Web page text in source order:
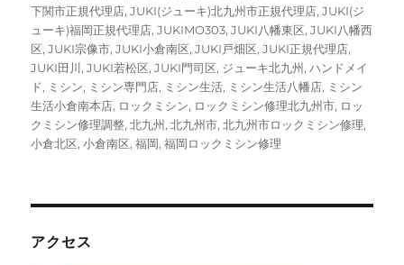
ー
グ
下関市正規代理店,JUKI(ジューキ)北九州市正規代理店,JUKI(ジ
ューキ)福岡正規代理店,JUKIMO303,JUKI八幡東区,JUKI八幡西
区,JUKI宗像市,JUKI小倉南区,JUKI戸畑区,JUKI正規代理店,
JUKI田川,JUKI若松区,JUKI門司区, ジューキ北九州 ,ハンドメイ
ド, ミシン, ミシン専門店, ミシン生活, ミシン生活八幡店, ミシン
生活小倉南本店, ロックミシン, ロックミシン修理北九州市, ロッ
クミシン修理調整,北九州 ,北九州市,北九州市ロックミシン修理,
小倉北区,小倉南区,福岡,福岡ロックミシン修理
アクセス